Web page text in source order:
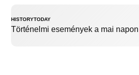
HISTORYTODAY
Történelmi események a mai